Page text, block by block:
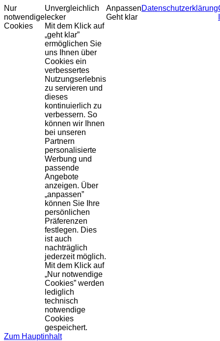
Nur
notwendige
Cookies
Unvergleichlich
lecker
Mit dem Klick auf
„geht klar”
ermöglichen Sie
uns Ihnen über
Cookies ein
verbessertes
Nutzungserlebnis
zu servieren und
dieses
kontinuierlich zu
verbessern. So
können wir Ihnen
bei unseren
Partnern
personalisierte
Werbung und
passende
Angebote
anzeigen. Über
„anpassen”
können Sie Ihre
persönlichen
Präferenzen
festlegen. Dies
ist auch
nachträglich
jederzeit möglich.
Mit dem Klick auf
„Nur notwendige
Cookies” werden
lediglich
technisch
notwendige
Cookies
gespeichert.
Anpassen
Geht klar
Datenschutzerklärung
Zum Hauptinhalt